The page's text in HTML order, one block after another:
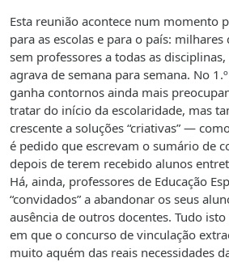
Esta reunião acontece num momento
para as escolas e para o país:
sem professores a todas as
agrava de semana para semana. No
ganha contornos ainda mais
tratar do início da escolaridade, mas
crescente a soluções “criativas” —
é pedido que escrevam o sumário de
depois de terem recebido alunos
Há, ainda, professores de Educação
“convidados” a abandonar os seus
ausência de outros docentes. Tudo
em que o concurso de vinculação
muito aquém das reais necessidades